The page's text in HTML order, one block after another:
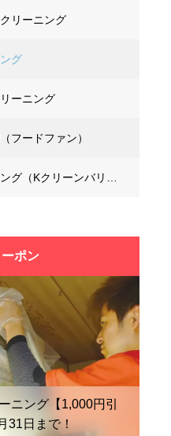
リーニング
グ
ーニング
フードファン）
ポン
ニング【1,000円引
31日まで！